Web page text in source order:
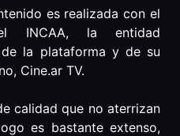
es realizada con el
INCAA, la entidad
de la plataforma y de su
Cine.ar TV.
calidad que no aterrizan
es bastante extenso,